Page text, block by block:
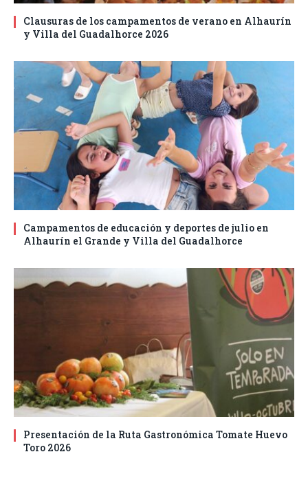
Clausuras de los campamentos de verano en Alhaurín
y Villa del Guadalhorce 2026
Campamentos de educación y deportes de julio en
Alhaurín el Grande y Villa del Guadalhorce
Presentación de la Ruta Gastronómica Tomate Huevo
Toro 2026